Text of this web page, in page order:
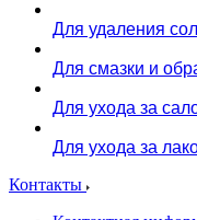
Для удаления
Для смазки и
Для ухода за
Для ухода за
Контакты